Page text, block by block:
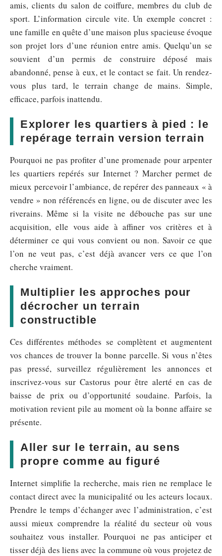
amis, clients du salon de coiffure, membres du club de
sport. L’information circule vite. Un exemple concret :
une famille en quête d’une maison plus spacieuse évoque
son projet lors d’une réunion entre amis. Quelqu’un se
souvient d’un permis de construire déposé mais
abandonné, pense à eux, et le contact se fait. Un rendez-
vous plus tard, le terrain change de mains. Simple,
efficace, parfois inattendu.
Explorer les quartiers à pied : le
repérage terrain version terrain
Pourquoi ne pas profiter d’une promenade pour arpenter
les quartiers repérés sur Internet ? Marcher permet de
mieux percevoir l’ambiance, de repérer des panneaux « à
vendre » non référencés en ligne, ou de discuter avec les
riverains. Même si la visite ne débouche pas sur une
acquisition, elle vous aide à affiner vos critères et à
déterminer ce qui vous convient ou non. Savoir ce que
l’on ne veut pas, c’est déjà avancer vers ce que l’on
cherche vraiment.
Multiplier les approches pour
décrocher un terrain
constructible
Ces différentes méthodes se complètent et augmentent
vos chances de trouver la bonne parcelle. Si vous n’êtes
pas pressé, surveillez régulièrement les annonces et
inscrivez-vous sur Castorus pour être alerté en cas de
baisse de prix ou d’opportunité soudaine. Parfois, la
motivation revient pile au moment où la bonne affaire se
présente.
Aller sur le terrain, au sens
propre comme au figuré
Internet simplifie la recherche, mais rien ne remplace le
contact direct avec la municipalité ou les acteurs locaux.
Prendre le temps d’échanger avec l’administration, c’est
aussi mieux comprendre la réalité du secteur où vous
souhaitez vous installer. Pourquoi ne pas anticiper et
tisser déjà des liens avec la commune où vous projetez de